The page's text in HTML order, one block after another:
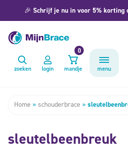
🎉 Schrijf je nu in voor 5% korting
zoeken login mandje
0
menu
Home » schouderbrace »
sleutelbeenbreuk